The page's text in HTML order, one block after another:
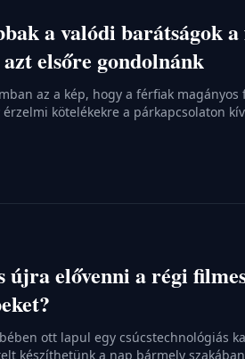
a valódi barátságok
elsőre gondolnánk
az a kép, hogy a férfiak magányos
kötelékekre a párkapcsolaton
fontos a mentális egészségünk
vagy az egészséges étkezés. Mégis, a
újra elővenni a régi
ott lapul egy csúcstechnológiás
készíthetünk a nap bármely